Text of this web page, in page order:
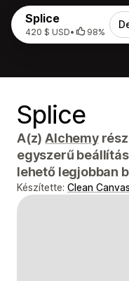
Splice
420 $ USD• 98%
Splice
A(z)Alchemy
egyszerű
lehető legjobban
Készítette: Clean Canvas